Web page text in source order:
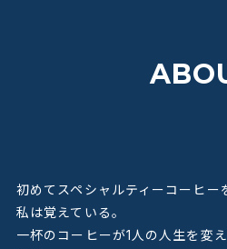
初めてスペシャルティーコーヒー
私は覚えている。
一杯のコーヒーが1人の人生を変